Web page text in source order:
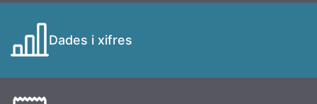
Dades i xifres